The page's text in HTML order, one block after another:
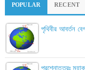
POPULAR RECENT
পৃথিবীর আবর্তন
প্রশ্নোত্তরঃ